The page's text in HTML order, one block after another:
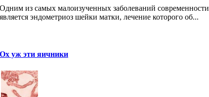
Одним из самых малоизученных заболеваний современности
является эндометриоз шейки матки, лечение которого об...
Ох уж эти яичники